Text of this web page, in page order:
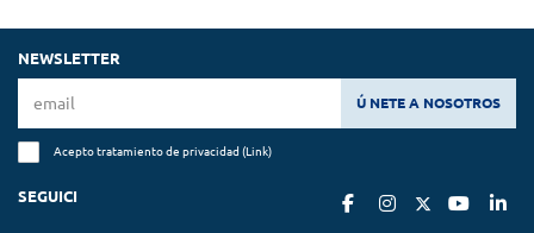
NEWSLETTER
Ú NETE A NOSOTROS
Acepto tratamiento de privacidad (Link)
SEGUICI